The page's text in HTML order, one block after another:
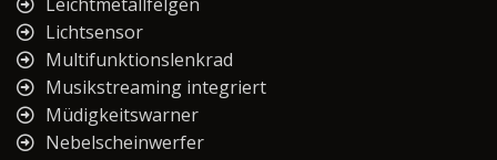
Lichtsensor
Multifunktionslenkrad
Musikstreaming integriert
Müdigkeitswarner
Nebelscheinwerfer